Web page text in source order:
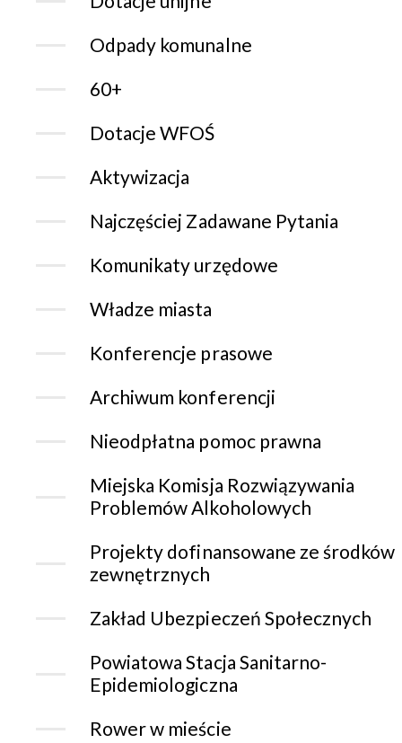
Odpady komunalne
60+
Dotacje WFOŚ
Aktywizacja
Najczęściej Zadawane Pytania
Komunikaty urzędowe
Władze miasta
Konferencje prasowe
Archiwum konferencji
Nieodpłatna pomoc prawna
Miejska Komisja Rozwiązywania
Problemów Alkoholowych
Projekty dofinansowane ze środków
zewnętrznych
Zakład Ubezpieczeń Społecznych
Powiatowa Stacja Sanitarno-
Epidemiologiczna
Rower w mieście